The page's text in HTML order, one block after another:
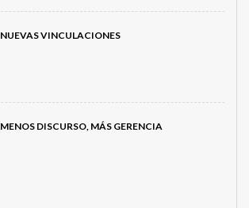
NUEVAS VINCULACIONES
MENOS DISCURSO, MÁS GERENCIA